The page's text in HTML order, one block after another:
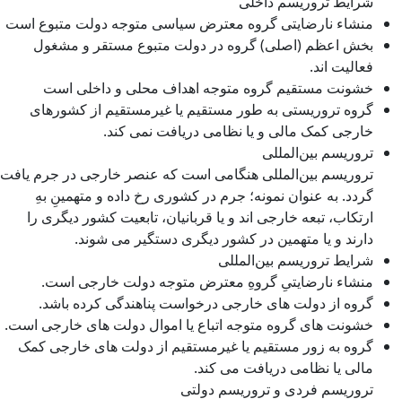
منشاء نارضایتی گروه معترض سیاسی متوجه دولت متبوع است
بخش اعظم (اصلی) گروه در دولت متبوع مستقر و مشغول
فعالیت اند.
خشونت مستقیم گروه متوجه اهداف محلی و داخلی است
گروه تروریستی به طور مستقیم یا غیرمستقیم از کشورهای
خارجی کمک مالی و یا نظامی دریافت نمی کند.
تروریسم بین‌المللی
تروریسم بین‌المللی هنگامی است که عنصر خارجی در جرم یافت
گردد. به عنوان نمونه؛ جرم در کشوری رخ داده و متهمینِ بهِ
ارتکاب، تبعه خارجی اند و یا قربانیان، تابعیت کشور دیگری را
دارند و یا متهمین در کشور دیگری دستگیر می شوند.
شرایط تروریسم بین‌المللی
منشاء نارضایتیِ گروهِ معترض متوجه دولت خارجی است.
گروه از دولت های خارجی درخواست پناهندگی کرده باشد.
خشونت های گروه متوجه اتباع یا اموال دولت های خارجی است.
گروه به زور مستقیم یا غیرمستقیم از دولت های خارجی کمک
مالی یا نظامی دریافت می کند.
تروریسم فردی و تروریسم دولتی